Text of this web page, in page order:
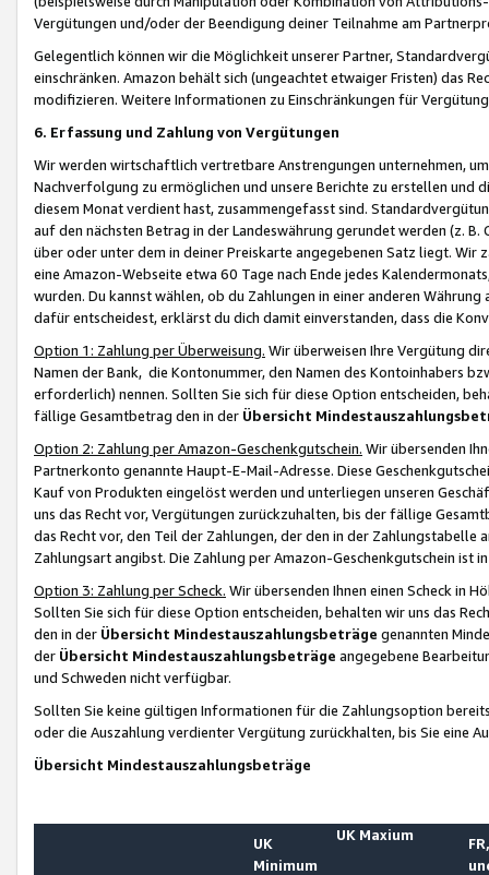
Vergütungen und/oder der Beendigung deiner Teilnahme am
Gelegentlich können wir die Möglichkeit unserer Partner,
einschränken. Amazon behält sich (ungeachtet etwaiger Fristen) das
modifizieren. Weitere Informationen zu Einschränkungen für
6. Erfassung und Zahlung von Vergütungen
Wir werden wirtschaftlich vertretbare Anstrengungen unternehmen,
Nachverfolgung zu ermöglichen und unsere Berichte zu erstellen und
diesem Monat verdient hast, zusammengefasst sind.
auf den nächsten Betrag in der Landeswährung gerundet werden (z.
über oder unter dem in deiner Preiskarte angegebenen Satz liegt.
eine Amazon-Webseite etwa 60 Tage nach Ende jedes
wurden. Du kannst wählen, ob du Zahlungen in einer anderen
dafür entscheidest, erklärst du dich damit einverstanden, dass die
Option 1: Zahlung per Überweisung. Wir überweisen Ihre Vergütung
Namen der Bank, die Kontonummer, den Namen des Kontoinhabers
erforderlich) nennen. Sollten Sie sich für diese Option entscheiden,
fällige Gesamtbetrag den in der Übersicht
Option 2: Zahlung per Amazon-Geschenkgutschein. Wir übersenden
Partnerkonto genannte Haupt-E-Mail-Adresse. Diese
Kauf von Produkten eingelöst werden und unterliegen unseren
uns das Recht vor, Vergütungen zurückzuhalten, bis der fällige
das Recht vor, den Teil der Zahlungen, der den in der
Zahlungsart angibst. Die Zahlung per Amazon-Geschenkgutschein ist
Option 3: Zahlung per Scheck. Wir übersenden Ihnen einen Scheck in
Sollten Sie sich für diese Option entscheiden, behalten wir uns das
den in der Übersicht Mindestauszahlungsbeträge genannten
der Übersicht Mindestauszahlungsbeträge angegebene
und Schweden nicht verfügbar.
Sollten Sie keine gültigen Informationen für die Zahlungsoption
oder die Auszahlung verdienter Vergütung zurückhalten, bis Sie
Übersicht Mindestauszahlungsbeträge
UK
Minimum
UK Maxium